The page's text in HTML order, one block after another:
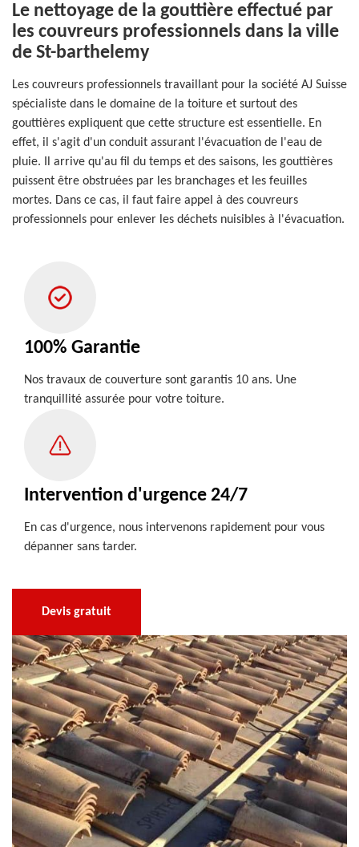
Le nettoyage de la gouttière effectué par
les couvreurs professionnels dans la ville
de St-barthelemy
Les couvreurs professionnels travaillant pour la société AJ Suisse
spécialiste dans le domaine de la toiture et surtout des
gouttières expliquent que cette structure est essentielle. En
effet, il s'agit d'un conduit assurant l'évacuation de l'eau de
pluie. Il arrive qu'au fil du temps et des saisons, les gouttières
puissent être obstruées par les branchages et les feuilles
mortes. Dans ce cas, il faut faire appel à des couvreurs
professionnels pour enlever les déchets nuisibles à l'évacuation.
100% Garantie
Nos travaux de couverture sont garantis 10 ans. Une
tranquillité assurée pour votre toiture.
Intervention d'urgence 24/7
En cas d'urgence, nous intervenons rapidement pour vous
dépanner sans tarder.
Devis gratuit